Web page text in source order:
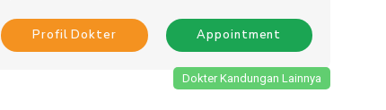
Profil Dokter Appointment
Dokter Kandungan Lainnya